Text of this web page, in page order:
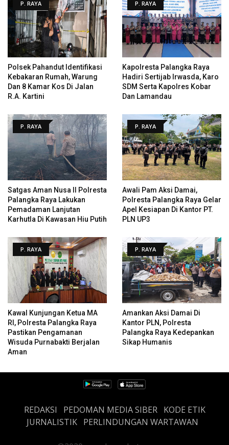
P. RAYA
Polsek Pahandut Identifikasi
Kebakaran Rumah, Warung
Dan 8 Kamar Kos Di Jalan
R.A. Kartini
P. RAYA
Kapolresta Palangka Raya
Hadiri Sertijab Irwasda, Karo
SDM Serta Kapolres Kobar
Dan Lamandau
P. RAYA
Satgas Aman Nusa II Polresta
Palangka Raya Lakukan
Pemadaman Lanjutan
Karhutla Di Kawasan Hiu Putih
P. RAYA
Awali Pam Aksi Damai,
Polresta Palangka Raya Gelar
Apel Kesiapan Di Kantor PT.
PLN UP3
P. RAYA
Kawal Kunjungan Ketua MA
RI, Polresta Palangka Raya
Pastikan Pengamanan
Wisuda Purnabakti Berjalan
Aman
P. RAYA
Amankan Aksi Damai Di
Kantor PLN, Polresta
Palangka Raya Kedepankan
Sikap Humanis
REDAKSI PEDOMAN MEDIA SIBER
KODE ETIK
JURNALISTIK PERLINDUNGAN WARTAWAN